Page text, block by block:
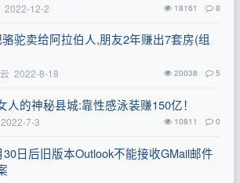
2022-12-2 18161 8
驼卖给阿拉伯人,朋友2年赚出7套房(组
2022-8-18 20038 5
人的神秘县城:靠性感泳装赚150亿！
2022-7-3 10811 0
30日后旧版本Outlook不能接收GMail邮件